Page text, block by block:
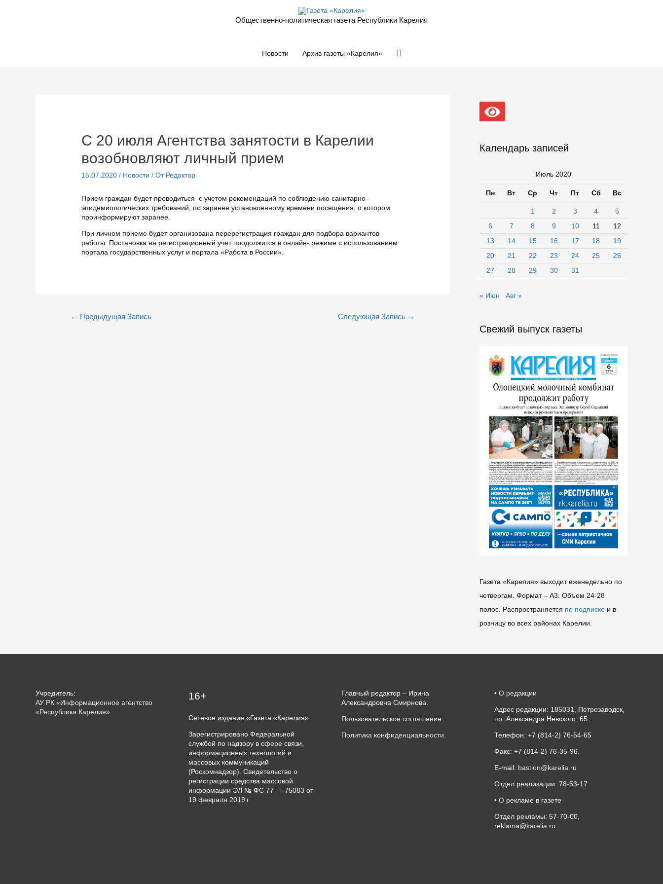
Общественно-политическая газета Республики Карелия
Новости Архив газеты «Карелия» Поиск
С 20 июля Агентства занятости в Карелии
возобновляют личный прием
15.07.2020 / Новости / От Редактор
Прием граждан будет проводиться с учетом рекомендаций по соблюдению санитарно-
эпидемиологических требований, по заранее установленному времени посещения, о котором
проинформируют заранее.
При личном приеме будет организована перерегистрация граждан для подбора вариантов
работы. Постановка на регистрационный учет продолжится в онлайн- режиме с использованием
портала государственных услуг и портала «Работа в России».
← Предыдущая Запись Следующая Запись →
Календарь записей
Июль 2020
Пн Вт Ср Чт Пт Сб Вс
1 2 3 4
5
6
7 8 9 10 11
12
13
14 15 16 17 18
19
20
21 22 23 24 25
26
27
28 29 30 31
« Июн Авг »
Свежий выпуск газеты
Газета «Карелия» выходит еженедельно по
четвергам. Формат – A3. Объем 24-28
полос. Распространяется по подписке и в
розницу во всех районах Карелии.
Учредитель:
АУ РК «Информационное агентство
«Республика Карелия»
16+
Сетевое издание «Газета «Карелия»
Зарегистрировано Федеральной
службой по надзору в сфере связи,
информационных технологий и
массовых коммуникаций
(Роскомнадзор). Свидетельство о
регистрации средства массовой
информации ЭЛ № ФС 77 — 75083 от
19 февраля 2019 г.
Главный редактор – Ирина
Александровна Смирнова.
Пользовательское соглашение
Политика конфиденциальности
• О редакции
Адрес редакции: 185031, Петрозаводск,
пр. Александра Невского, 65.
Телефон: +7 (814-2) 76-54-65
Факс: +7 (814-2) 76-35-96.
E-mail: bastion@karelia.ru
Отдел реализации: 78-53-17
• О рекламе в газете
Отдел рекламы: 57-70-00,
reklama@karelia.ru